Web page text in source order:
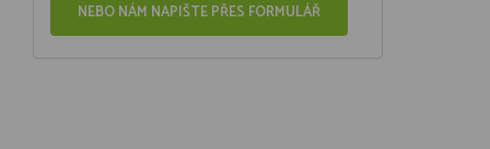
NEBO NÁM NAPIŠTE PŘES FORMULÁŘ